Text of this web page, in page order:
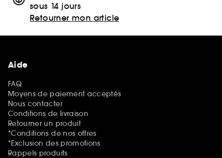
sous 14 jours
Retourner mon article
Aide
FAQ
Moyens de paiement acceptés
Nous contacter
Conditions de livraison
Retourner un produit
*Conditions de nos offres
*Exclusion des promotions
Rappels produits